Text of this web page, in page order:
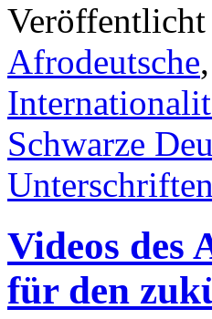
Afrodeutsche,
Schwarze
Unterschriften
Videos des
für den